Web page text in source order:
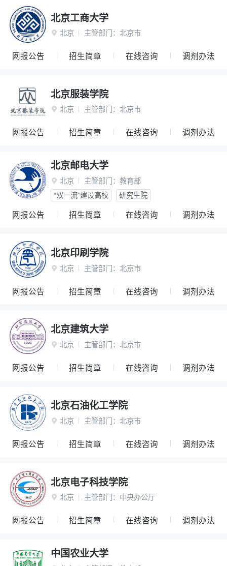
北京工商大学
 北京 主管部门： 北京市
网报公告 招生简章 在线咨询 调剂办法
北京服装学院
 北京 主管部门： 北京市
网报公告 招生简章 在线咨询 调剂办法
北京邮电大学
 北京 主管部门： 教育部
“双一流”建设高校
研究生院
网报公告 招生简章 在线咨询 调剂办法
北京印刷学院
 北京 主管部门： 北京市
网报公告 招生简章 在线咨询 调剂办法
北京建筑大学
 北京 主管部门： 北京市
网报公告 招生简章 在线咨询 调剂办法
北京石油化工学院
 北京 主管部门： 北京市
网报公告 招生简章 在线咨询 调剂办法
北京电子科技学院
 北京 主管部门： 中央办公厅
网报公告 招生简章 在线咨询 调剂办法
中国农业大学